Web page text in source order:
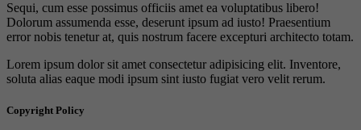
Sequi, cum esse possimus officiis amet ea voluptatibus libero!
Dolorum assumenda esse, deserunt ipsum ad iusto! Praesentium
error nobis tenetur at, quis nostrum facere excepturi architecto totam.
Lorem ipsum dolor sit amet consectetur adipisicing elit. Inventore,
soluta alias eaque modi ipsum sint iusto fugiat vero velit rerum.
Copyright Policy